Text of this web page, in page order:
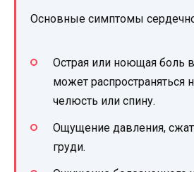
Основные симптомы
Острая или ноющая боль
может распространяться
челюсть или спину.
Ощущение давления,
груди.